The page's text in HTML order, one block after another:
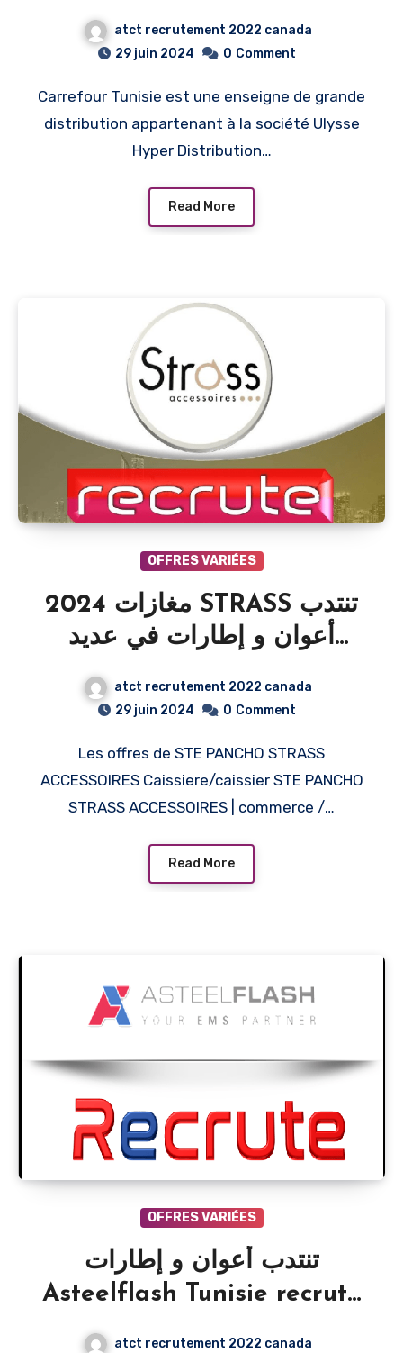
recrute plusieurs profils
pour 2026
atct recrutement 2022 canada
29 juin 2024
0 Comment
Carrefour Tunisie est une enseigne de grande
distribution appartenant à la société Ulysse
Hyper Distribution…
Read More
OFFRES VARIÉES
2024 مغازات STRASS تنتدب
أعوان و إطارات في عديد
الاختصاصات / STRASS
Recrute plusieurs profils
atct recrutement 2022 canada
29 juin 2024
0 Comment
Les offres de STE PANCHO STRASS
ACCESSOIRES Caissiere/caissier STE PANCHO
STRASS ACCESSOIRES | commerce /…
Read More
OFFRES VARIÉES
تنتدب أعوان و إطارات
Asteelflash Tunisie recrute
Plusieurs Profils 2026
atct recrutement 2022 canada